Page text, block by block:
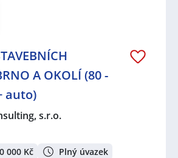
A OKOLÍ (80 -
auto)
s.r.o.
000 Kč Plný úvazek